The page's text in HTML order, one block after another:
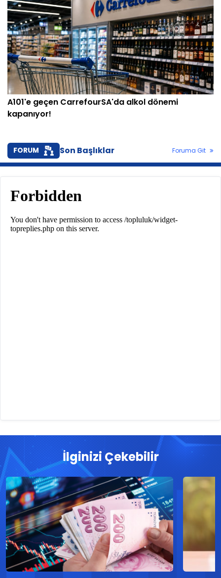
A101'e geçen CarrefourSA'da alkol dönemi
kapanıyor!
FORUM Son Başlıklar Foruma Git
İlginizi Çekebilir